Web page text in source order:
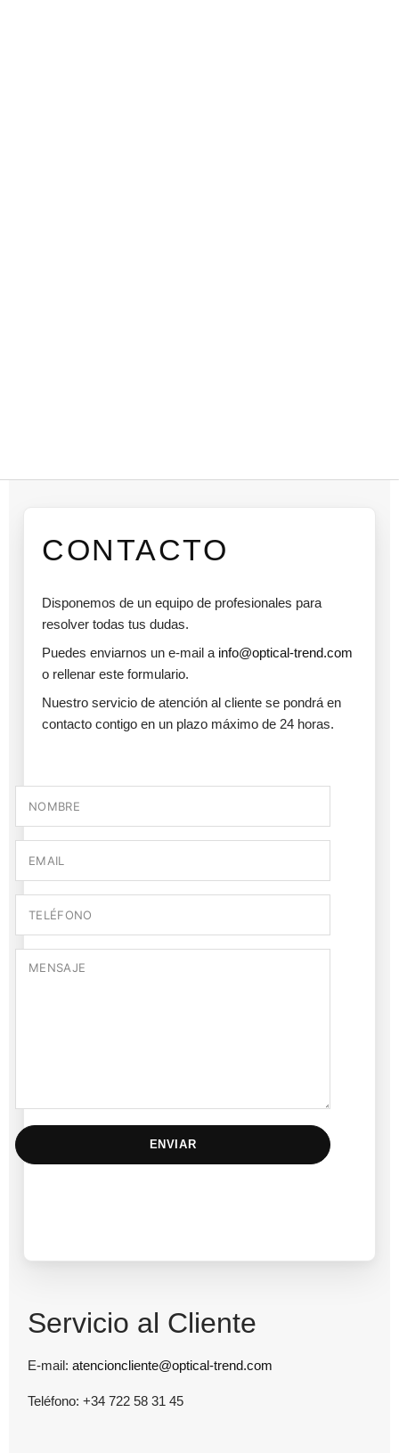
CONTACTO
Disponemos de un equipo de profesionales para
resolver todas tus dudas.
Puedes enviarnos un e-mail a info@optical-trend.com
o rellenar este formulario.
Nuestro servicio de atención al cliente se pondrá en
contacto contigo en un plazo máximo de 24 horas.
ENVIAR
Servicio al Cliente
E-mail: atencioncliente@optical-trend.com
Teléfono: +34 722 58 31 45